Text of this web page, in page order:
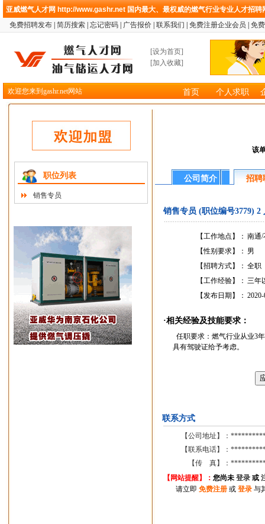
亚威燃气人才网 http://www.gashr.net 国内最大、最权威的燃气行业专业人才招
免费招聘发布 简历搜索 忘记密码 广告报价 联系我们 免费注册企业会员 免
[设为首页]
[加入收藏]
欢迎您来到gashr.net网站 首页 个人求职
职位列表
销售专员
该
公司简介 招聘
销售专员 (职位编号3779) 2
【工作地点】： 南通/
【性别要求】： 男
【招聘方式】： 全职
【工作经验】： 三年
【发布日期】：
·相关经验及技能要求：
任职要求：燃气行业从业3
具有驾驶证给予考虑。
联系方式
【公司地址】：
【联系电话】：
【传 真】：
【网站提醒】： 您尚未 登录 或
请立即 免费注册 或 登录 与